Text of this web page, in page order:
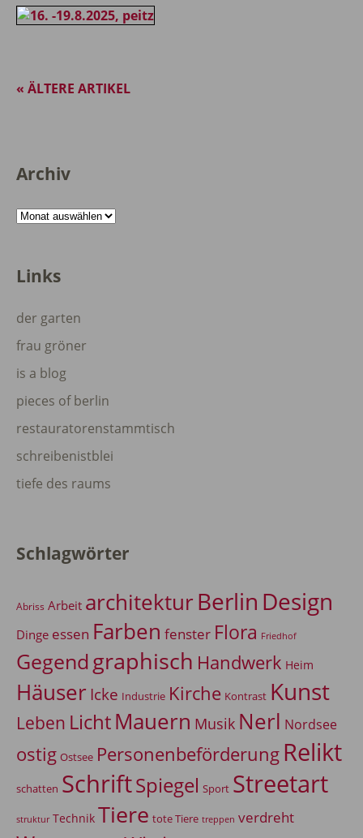
« ÄLTERE ARTIKEL
Archiv
Archiv
Links
der garten
frau gröner
is a blog
pieces of berlin
restauratorenstammtisch
schreibenistblei
tiefe des raums
Schlagwörter
Abriss Arbeit architekturBerlin Design
Dinge essen Farben fenster Flora Friedhof
Gegendgraphisch Handwerk Heim
Häuser Icke Industrie Kirche Kontrast Kunst
Leben LichtMauern Musik Nerl Nordsee
ostig Ostsee Personenbeförderung Relikt
schatten SchriftSpiegel Sport Streetart
struktur Technik Tiere tote Tiere treppen verdreht